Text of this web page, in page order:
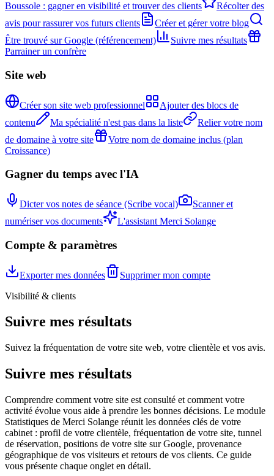
Boussole : gagner en visibilité et trouver des clients
Récolter des
avis pour rassurer vos futurs clients
Créer et gérer votre blog
Être trouvé sur Google (référencement)
Suivre mes résultats
Parrainer un confrère
Site web
Créer son site web professionnel
Ajouter des blocs de
contenu
Ma spécialité n'est pas dans la liste
Relier votre nom
de domaine à votre site
Votre nom de domaine inclus (plan
Croissance)
Gagner du temps avec l'IA
Dicter vos notes de séance (Scribe vocal)
Scanner et
numériser vos documents
L'assistant Merci Solange
Compte & paramètres
Exporter mes données
Supprimer mon compte
Visibilité & clients
Suivre mes résultats
Suivez la fréquentation de votre site web, votre clientèle et vos avis.
Suivre mes résultats
Comprendre comment votre site est consulté et comment votre
activité évolue vous aide à prendre les bonnes décisions. Le module
Statistiques de Merci Solange réunit les données clés de votre
cabinet : profil de votre clientèle, fréquentation de votre site, tunnel
de réservation, positions de votre site sur Google, provenance
géographique de vos visiteurs et retours de vos clients. Ce guide
vous présente chaque onglet en détail.